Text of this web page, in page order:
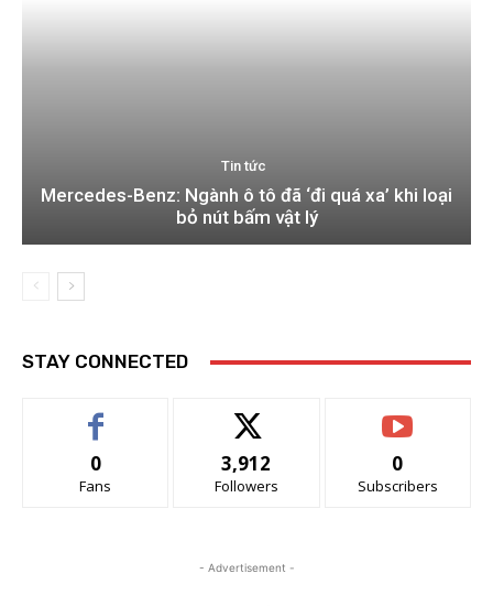
Tin tức
Mercedes-Benz: Ngành ô tô đã ‘đi quá xa’ khi loại
bỏ nút bấm vật lý
STAY CONNECTED
0
Fans
3,912
Followers
0
Subscribers
- Advertisement -